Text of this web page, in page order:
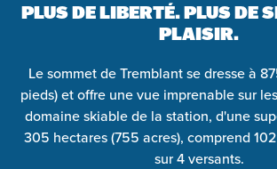
PLUS DE LIBERTÉ. PLUS DE
PLAISIR.
Le sommet de Tremblant se dresse à
pieds) et offre une vue imprenable sur
domaine skiable de la station, d'une
305 hectares (755 acres), comprend
sur 4 versants.